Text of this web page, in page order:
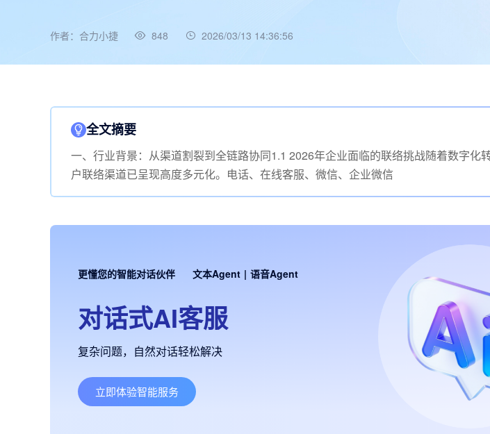
作者：合力小捷 848 2026/03/13 14:36:56
全文摘要
一、行业背景：从渠道割裂到全链路协同1.1 2026年企业面临的联络挑战随着数字化
户联络渠道已呈现高度多元化。电话、在线客服、微信、企业微信
更懂您的智能对话伙伴 文本Agent | 语音Agent
对话式AI客服
复杂问题，自然对话轻松解决
立即体验智能服务